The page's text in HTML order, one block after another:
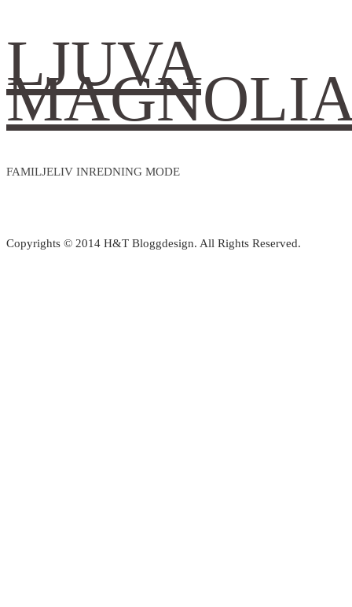
LJUVA
FAMILJELIV INREDNING MODE
Copyrights © 2014 H&T Bloggdesign. All Rights Reserved.